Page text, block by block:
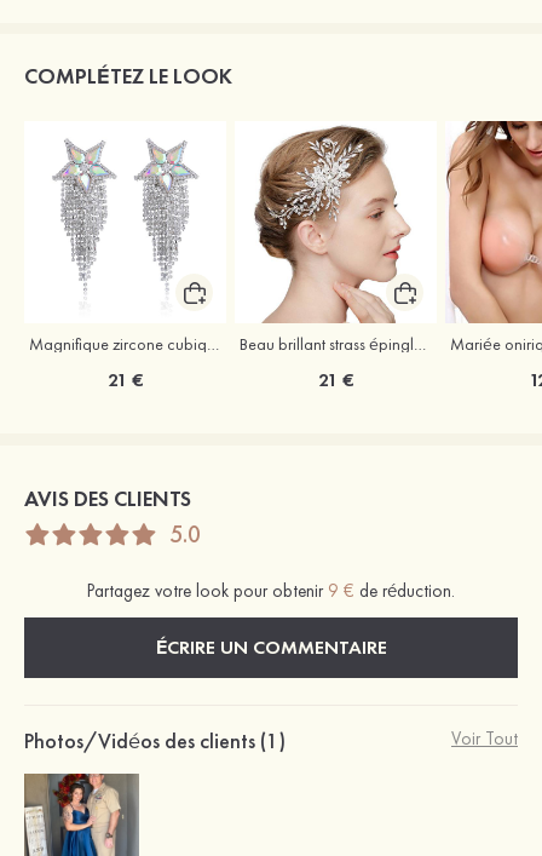
COMPLÉTEZ LE LOOK
Magnifique zircone cubique strass boucles d'oreilles
21 €
Beau brillant strass épingles à cheveux coiffe
21 €
AVIS DES CLIENTS
5.0
Partagez votre look pour obtenir 9 € de réduction.
ÉCRIRE UN COMMENTAIRE
Photos/Vidéos des clients (1) Voir Tout